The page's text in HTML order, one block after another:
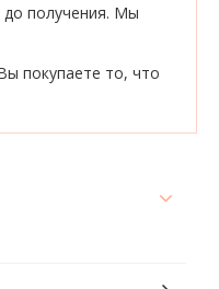
до получения. Мы
покупаете то, что